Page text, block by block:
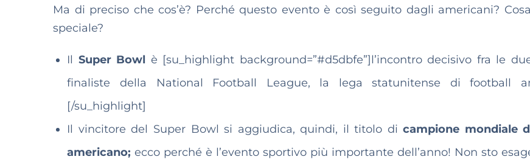
Ma di preciso che cos’è? Perché questo evento è così seguito dagli americani?
speciale?
Il Super Bowl è [su_highlight background=”#d5dbfe”]l’incontro decisivo fra le
finaliste della National Football League, la lega statunitense di football
[/su_highlight]
Il vincitore del Super Bowl si aggiudica, quindi, il titolo dicampione mondiale
americano;ecco perché è l’evento sportivo più importante dell’anno! Non sto